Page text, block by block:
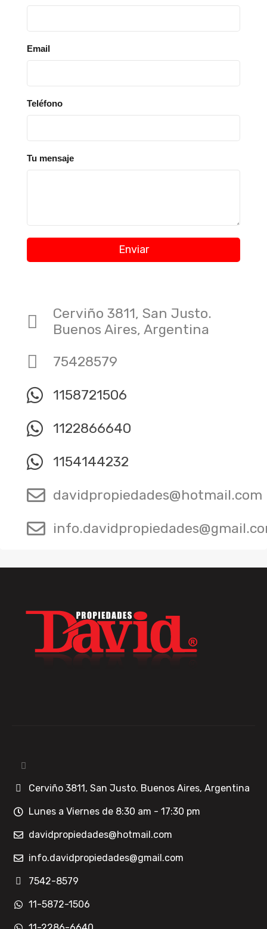
Email
Teléfono
Tu mensaje
Enviar
Cerviño 3811, San Justo.
Buenos Aires, Argentina
75428579
1158721506
1122866640
1154144232
davidpropiedades@hotmail.com
Cerviño 3811, San Justo. Buenos Aires, Argentina
Lunes a Viernes de 8:30 am - 17:30 pm
davidpropiedades@hotmail.com
info.davidpropiedades@gmail.com
7542-8579
11-5872-1506